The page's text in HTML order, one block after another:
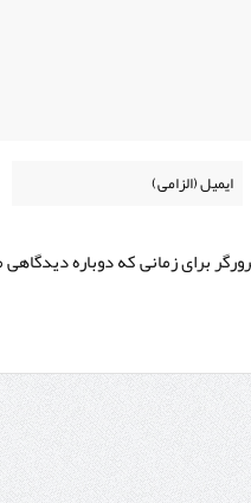
برای زمانی که دوباره